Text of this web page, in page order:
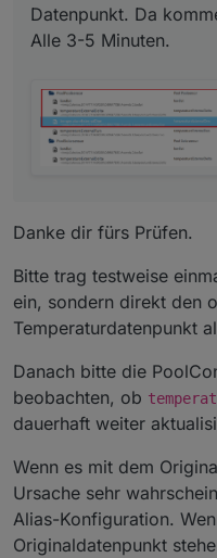
Datenpunkt. Da
Alle 3-5 Minuten.
Danke dir fürs Prüfen.
Bitte trag testweise
ein, sondern direkt den
Temperaturdatenpunkt
Danach bitte die
beobachten, ob
dauerhaft weiter
Wenn es mit dem
Ursache sehr
Alias-Konfiguration.
Originaldatenpunkt